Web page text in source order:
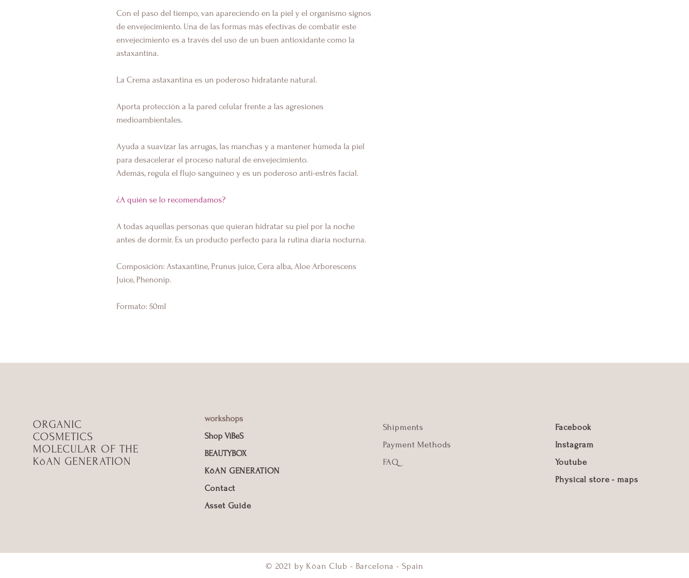
Con el paso del tiempo, van apareciendo en la piel y el organismo signos
de envejecimiento. Una de las formas más efectivas de combatir este
envejecimiento es a través del uso de un buen antioxidante como la
astaxantina.
La Crema astaxantina es un poderoso hidratante natural.
Aporta protección a la pared celular frente a las agresiones
medioambientales.
Ayuda a suavizar las arrugas, las manchas y a mantener húmeda la piel
para desacelerar el proceso natural de envejecimiento.
Además, regula el flujo sanguíneo y es un poderoso anti-estrés facial.
¿A quién se lo recomendamos?
A todas aquellas personas que quieran hidratar su piel por la noche
antes de dormir. Es un producto perfecto para la rutina diaria nocturna.
Composición: Astaxantine, Prunus juice, Cera alba, Aloe Arborescens
Juice, Phenonip.
Formato: 50ml
ORGANIC
COSMETICS
MOLECULAR OF THE
KōAN GENERATION
workshops
Shop ViBeS
BEAUTYBOX
KōAN GENERATION
Contact
Asset Guide
Shipments
Payment Methods
FAQ
Facebook
Instagram
Youtube
Physical store - maps
© 2021 by Kōan Club - Barcelona - Spain